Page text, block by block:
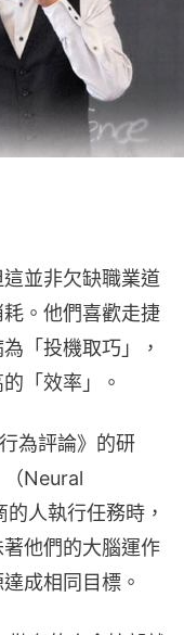
並非欠缺職業道
。他們喜歡走捷
「投機取巧」，
「效率」。
為評論》的研
（Neural
人執行任務時，
他們的大腦運作
成相同目標。